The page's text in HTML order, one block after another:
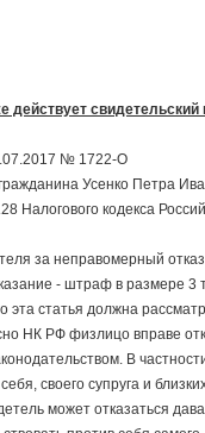
действует свидетельский
№ 1722-О
Усенко Петра
Налогового кодекса
за неправомерный
- штраф в размере 3
статья должна
НК РФ физлицо вправе
В
своего супруга и
может отказаться